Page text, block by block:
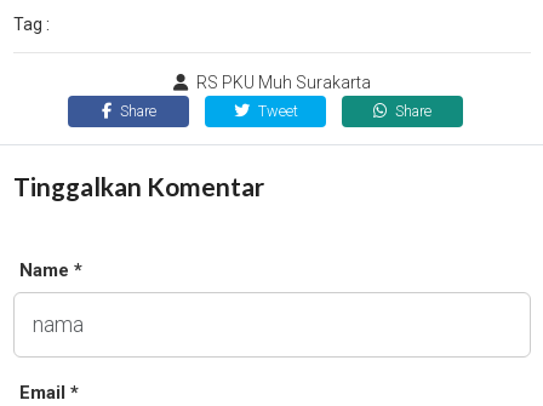
Tag :
RS PKU Muh Surakarta
Share Tweet Share
Tinggalkan Komentar
Name *
Email *